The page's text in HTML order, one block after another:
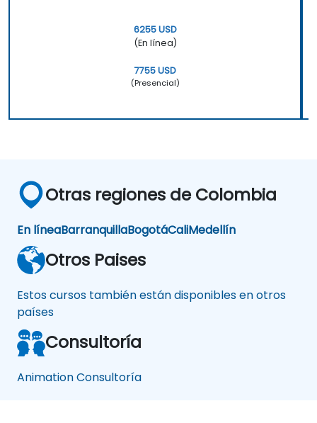
6255 USD
(En línea)
7755 USD
(Presencial)
Otras regiones de Colombia
En líneaBarranquillaBogotáCaliMedellín
Otros Paises
Estos cursos también están disponibles en otros
países
Consultoría
Animation Consultoría